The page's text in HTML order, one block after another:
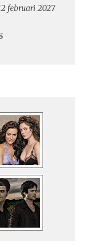
februari 2027